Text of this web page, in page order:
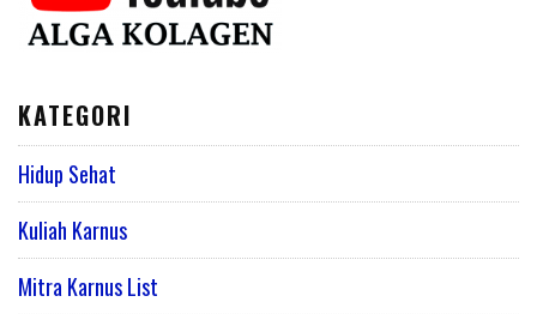
KATEGORI
Hidup Sehat
Kuliah Karnus
Mitra Karnus List